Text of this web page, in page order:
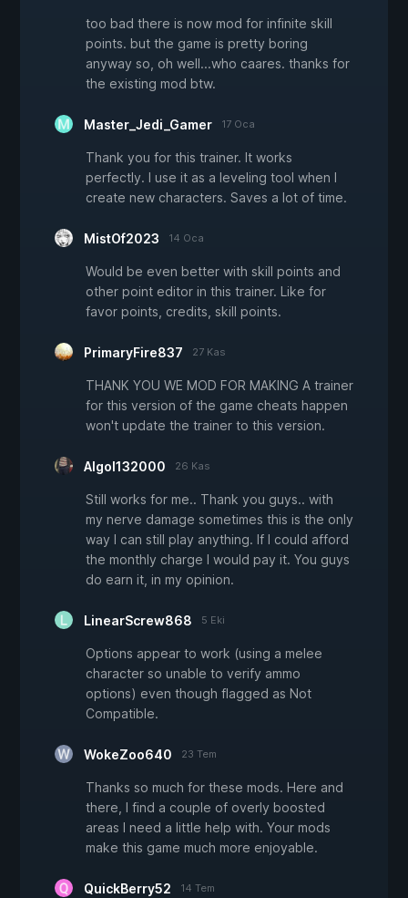
too bad there is now mod for infinite skill
points. but the game is pretty boring
anyway so, oh well...who caares. thanks for
the existing mod btw.
Master_Jedi_Gamer 17 Oca
Thank you for this trainer. It works
perfectly. I use it as a leveling tool when I
create new characters. Saves a lot of time.
MistOf2023 14 Oca
Would be even better with skill points and
other point editor in this trainer. Like for
favor points, credits, skill points.
PrimaryFire837 27 Kas
THANK YOU WE MOD FOR MAKING A trainer
for this version of the game cheats happen
won't update the trainer to this version.
Algol132000 26 Kas
Still works for me.. Thank you guys.. with
my nerve damage sometimes this is the only
way I can still play anything. If I could afford
the monthly charge I would pay it. You guys
do earn it, in my opinion.
LinearScrew868 5 Eki
Options appear to work (using a melee
character so unable to verify ammo
options) even though flagged as Not
Compatible.
WokeZoo640 23 Tem
Thanks so much for these mods. Here and
there, I find a couple of overly boosted
areas I need a little help with. Your mods
make this game much more enjoyable.
QuickBerry52 14 Tem